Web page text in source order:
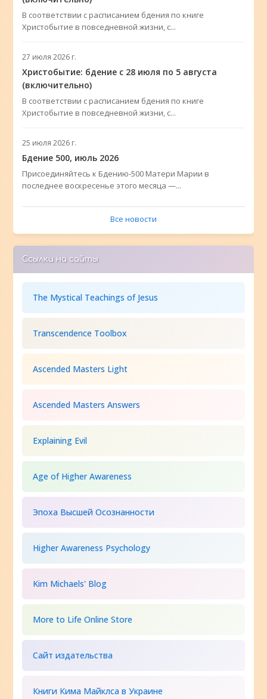
В соответствии с расписанием бдения по книге
Христобытие в повседневной жизни, с...
27 июля 2026 г.
Христобытие: бдение с 28 июля по 5 августа
(включительно)
В соответствии с расписанием бдения по книге
Христобытие в повседневной жизни, с...
25 июля 2026 г.
Бдение 500, июль 2026
Присоединяйтесь к Бдению-500 Матери Марии в
последнее воскресенье этого месяца —...
Все новости
Ссылки на сайты
The Mystical Teachings of Jesus
Transcendence Toolbox
Ascended Masters Light
Ascended Masters Answers
Explaining Evil
Age of Higher Awareness
Эпоха Высшей Осознанности
Higher Awareness Psychology
Kim Michaels' Blog
More to Life Online Store
Сайт издательства
Книги Кима Майклса в Украине